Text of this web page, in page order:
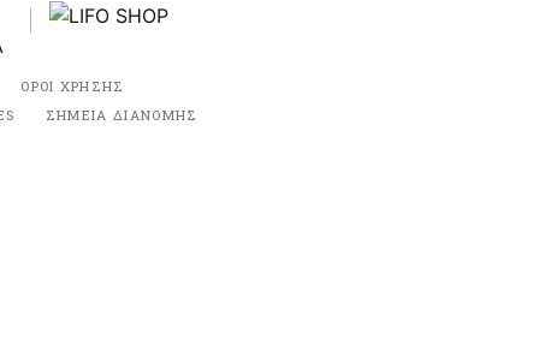
ΟΡΟΙ ΧΡΗΣΗΣ
ΣΗΜΕΙΑ ΔΙΑΝΟΜΗΣ